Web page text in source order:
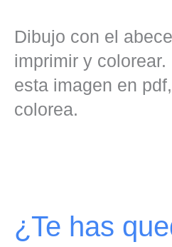
Dibujo con el
imprimir y
esta imagen en
colorea.
¿Te has